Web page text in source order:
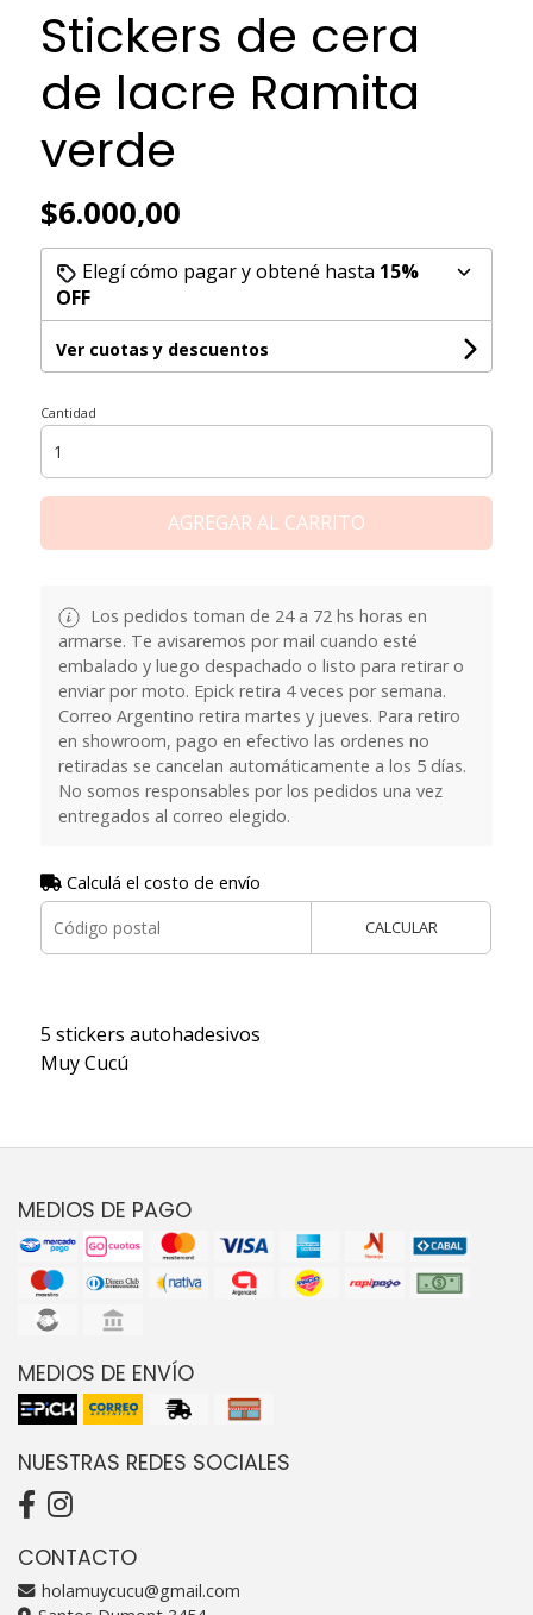
Stickers de cera
de lacre Ramita
verde
$6.000,00
Elegí cómo pagar y obtené hasta 15%
OFF
Ver cuotas y descuentos
Cantidad
AGREGAR AL CARRITO
Los pedidos toman de 24 a 72 hs horas en
armarse. Te avisaremos por mail cuando esté
embalado y luego despachado o listo para retirar o
enviar por moto. Epick retira 4 veces por semana.
Correo Argentino retira martes y jueves. Para retiro
en showroom, pago en efectivo las ordenes no
retiradas se cancelan automáticamente a los 5 días.
No somos responsables por los pedidos una vez
entregados al correo elegido.
Calculá el costo de envío
CALCULAR
5 stickers autohadesivos
Muy Cucú
MEDIOS DE PAGO
MEDIOS DE ENVÍO
NUESTRAS REDES SOCIALES
CONTACTO
holamuycucu@gmail.com